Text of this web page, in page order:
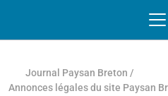
Journal Paysan Breton /
Annonces légales du site Paysan